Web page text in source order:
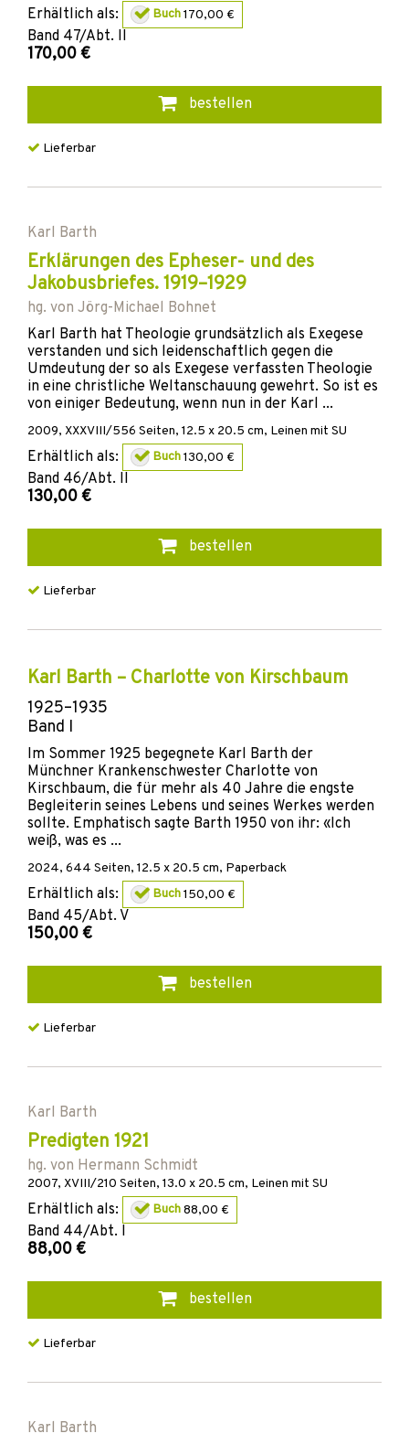
Erhältlich als: Buch170,00 €
Band 47/Abt. II
170,00 €
bestellen
Lieferbar
Karl Barth
Erklärungen des Epheser- und des
Jakobusbriefes. 1919–1929
hg. von Jörg-Michael Bohnet
Karl Barth hat Theologie grundsätzlich als Exegese
verstanden und sich leidenschaftlich gegen die
Umdeutung der so als Exegese verfassten Theologie
in eine christliche Weltanschauung gewehrt. So ist es
von einiger Bedeutung, wenn nun in der Karl ...
2009, XXXVIII/556 Seiten, 12.5 x 20.5 cm, Leinen mit SU
Erhältlich als: Buch130,00 €
Band 46/Abt. II
130,00 €
bestellen
Lieferbar
Karl Barth – Charlotte von Kirschbaum
1925–1935
Band I
Im Sommer 1925 begegnete Karl Barth der
Münchner Krankenschwester Charlotte von
Kirschbaum, die für mehr als 40 Jahre die engste
Begleiterin seines Lebens und seines Werkes werden
sollte. Emphatisch sagte Barth 1950 von ihr: «Ich
weiß, was es ...
2024, 644 Seiten, 12.5 x 20.5 cm, Paperback
Erhältlich als: Buch150,00 €
Band 45/Abt. V
150,00 €
bestellen
Lieferbar
Karl Barth
Predigten 1921
hg. von Hermann Schmidt
2007, XVIII/210 Seiten, 13.0 x 20.5 cm, Leinen mit SU
Erhältlich als: Buch88,00 €
Band 44/Abt. I
88,00 €
bestellen
Lieferbar
Karl Barth